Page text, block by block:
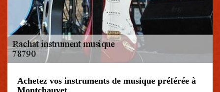
Achetez vos instruments de musique préférée à